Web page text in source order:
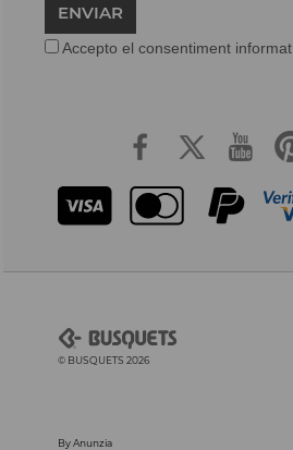
ENVIAR
Accepto el consentiment informat.
© BUSQUETS 2026
By Anunzia